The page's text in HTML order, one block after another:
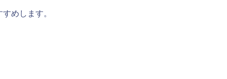
めします。